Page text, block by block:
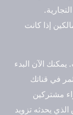
إذا كانت
الآن البدء
في قناتك
مشتركين
يحدثه تزويد